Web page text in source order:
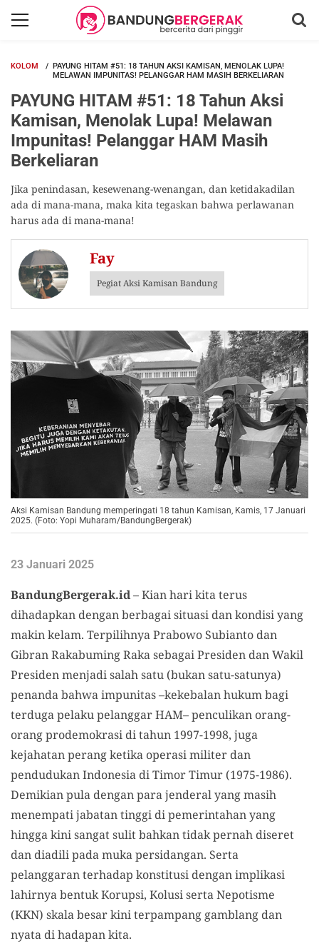
KOLOM
PAYUNG HITAM #51: 18 TAHUN AKSI KAMISAN, MENOLAK LUPA!
MELAWAN IMPUNITAS! PELANGGAR HAM MASIH BERKELIARAN
PAYUNG HITAM #51: 18 Tahun Aksi
Kamisan, Menolak Lupa! Melawan
Impunitas! Pelanggar HAM Masih
Berkeliaran
Jika penindasan, kesewenang-wenangan, dan ketidakadilan
ada di mana-mana, maka kita tegaskan bahwa perlawanan
harus ada di mana-mana!
Fay
Pegiat Aksi Kamisan Bandung
Aksi Kamisan Bandung memperingati 18 tahun Kamisan, Kamis, 17 Januari
2025. (Foto: Yopi Muharam/BandungBergerak)
23 Januari 2025
BandungBergerak.id– Kian hari kita terus
dihadapkan dengan berbagai situasi dan kondisi yang
makin kelam. Terpilihnya Prabowo Subianto dan
Gibran Rakabuming Raka sebagai Presiden dan Wakil
Presiden menjadi salah satu (bukan satu-satunya)
penanda bahwa impunitas –kekebalan hukum bagi
terduga pelaku pelanggar HAM– penculikan orang-
orang prodemokrasi di tahun 1997-1998, juga
kejahatan perang ketika operasi militer dan
pendudukan Indonesia di Timor Timur (1975-1986).
Demikian pula dengan para jenderal yang masih
menempati jabatan tinggi di pemerintahan yang
hingga kini sangat sulit bahkan tidak pernah diseret
dan diadili pada muka persidangan. Serta
pelanggaran terhadap konstitusi dengan implikasi
lahirnya bentuk Korupsi, Kolusi serta Nepotisme
(KKN) skala besar kini terpampang gamblang dan
nyata di hadapan kita.